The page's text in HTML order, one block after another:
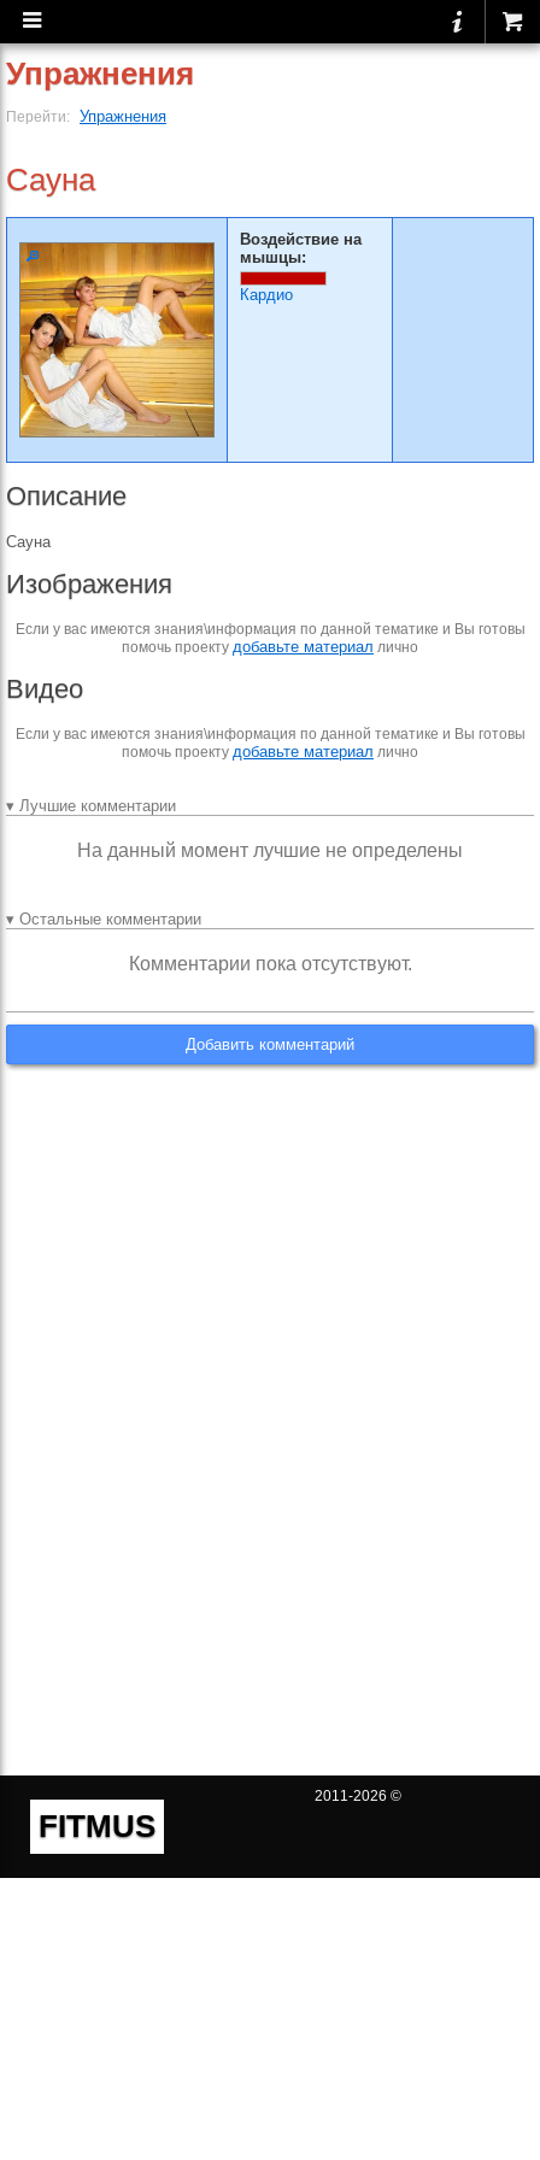
Упражнения
Перейти: Упражнения
Сауна
Воздействие на
мышцы:
Кардио
Описание
Сауна
Изображения
Если у вас имеются знания\информация по данной тематике и Вы готовы
помочь проекту добавьте материал лично
Видео
Если у вас имеются знания\информация по данной тематике и Вы готовы
помочь проекту добавьте материал лично
▾ Лучшие комментарии
На данный момент лучшие не определены
▾ Остальные комментарии
Комментарии пока отсутствуют.
Добавить комментарий
FITMUS
2011-2026 ©